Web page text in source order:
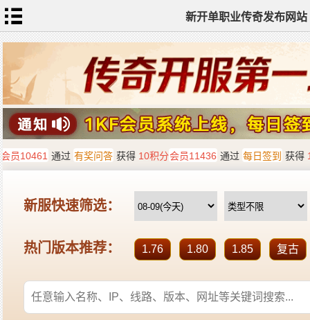
新开单职业传奇发布网站
网
站
首
页
单
职
业
传
奇
迷
失
传
奇
神
器
单
职
业
打
金
传
奇
sf
新
开
单
职
业
传
奇
全
站
标
签